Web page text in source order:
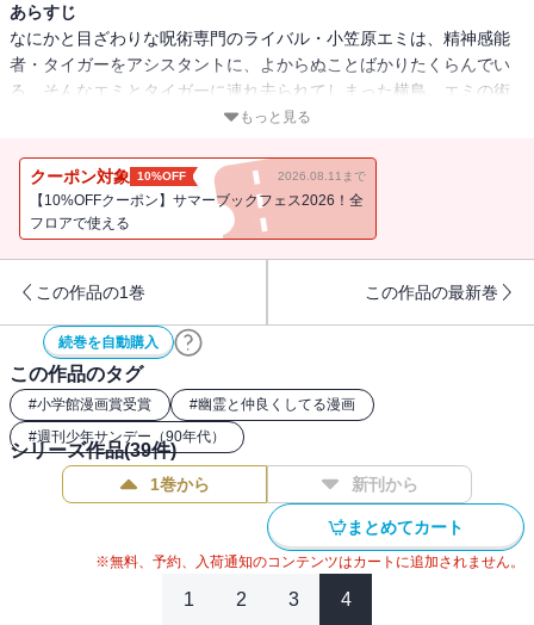
あらすじ
なにかと目ざわりな呪術専門のライバル・小笠原エミは、精神感能
者・タイガーをアシスタントに、よからぬことばかりたくらんでい
る。そんなエミとタイガーに連れ去られてしまった横島。エミの術
に負けた美神はＧＳを廃業・・・！？
もっと見る
クーポン対象 10%OFF 2026.08.11まで
【10%OFFクーポン】サマーブックフェス2026！全
フロアで使える
この作品の1巻 この作品の最新巻
続巻を自動購入
この作品のタグ
#小学館漫画賞受賞 #幽霊と仲良くしてる漫画
#週刊少年サンデー（90年代）
シリーズ作品(39件)
1巻から 新刊から
まとめてカート
※無料、予約、入荷通知のコンテンツはカートに追加されません。
1 2 3 4